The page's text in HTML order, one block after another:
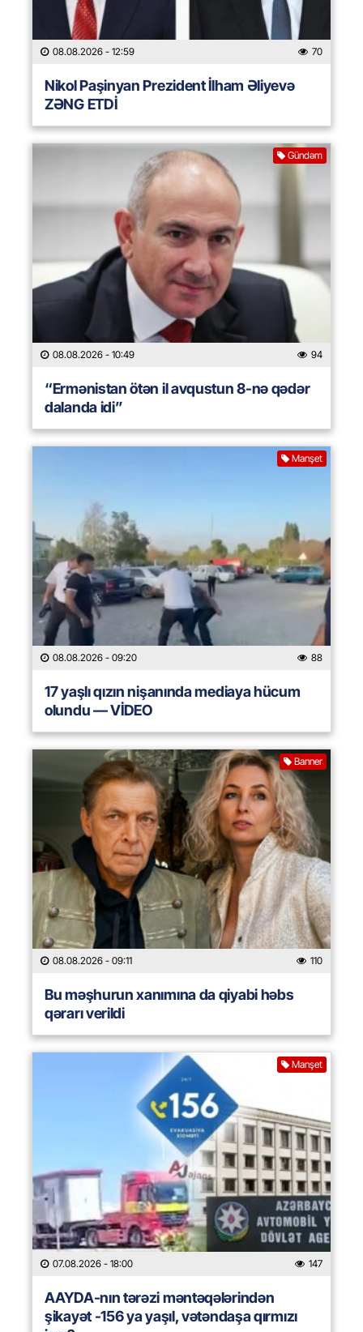
08.08.2026 - 12:59 70
Nikol Paşinyan Prezident İlham Əliyevə
ZƏNG ETDİ
Gündəm
08.08.2026 - 10:49 94
“Ermənistan ötən il avqustun 8-nə qədər
dalanda idi”
Manşet
08.08.2026 - 09:20 88
17 yaşlı qızın nişanında mediaya hücum
olundu — VİDEO
Banner
08.08.2026 - 09:11 110
Bu məşhurun xanımına da qiyabi həbs
qərarı verildi
Manşet
07.08.2026 - 18:00 147
AAYDA-nın tərəzi məntəqələrindən
şikayət -156 ya yaşıl, vətəndaşa qırmızı